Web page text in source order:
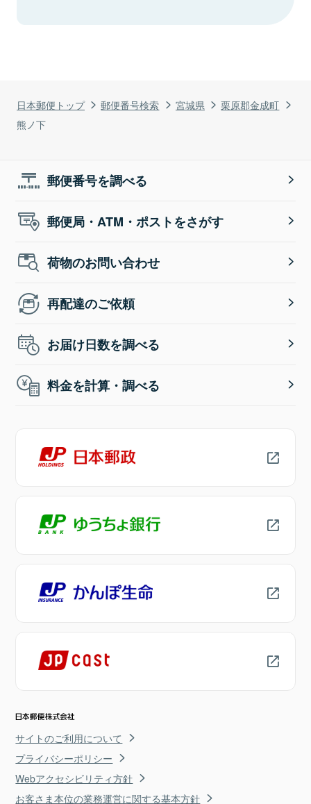
日本郵便トップ 郵便番号検索 宮城県
栗原郡金成町
熊ノ下
郵便番号を調べる
郵便局・ATM・ポストをさがす
荷物のお問い合わせ
再配達のご依頼
お届け日数を調べる
料金を計算・調べる
サイトのご利用について
プライバシーポリシー
Webアクセシビリティ方針
お客さま本位の業務運営に関する基本方針